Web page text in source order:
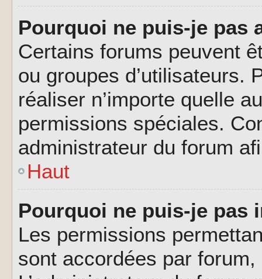
Pourquoi ne puis-je pas
Certains forums peuvent
ou groupes d’utilisateurs.
réaliser n’importe quelle
permissions spéciales.
administrateur du forum
Haut
Pourquoi ne puis-je pas
Les permissions
sont accordées par